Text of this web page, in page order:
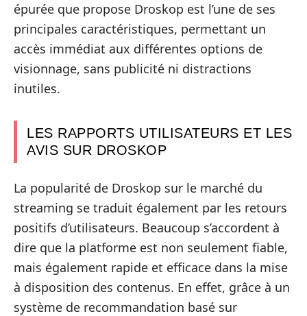
épurée que propose Droskop est l’une de ses
principales caractéristiques, permettant un
accès immédiat aux différentes options de
visionnage, sans publicité ni distractions
inutiles.
LES RAPPORTS UTILISATEURS ET LES
AVIS SUR DROSKOP
La popularité de Droskop sur le marché du
streaming se traduit également par les retours
positifs d’utilisateurs. Beaucoup s’accordent à
dire que la platforme est non seulement fiable,
mais également rapide et efficace dans la mise
à disposition des contenus. En effet, grâce à un
système de recommandation basé sur